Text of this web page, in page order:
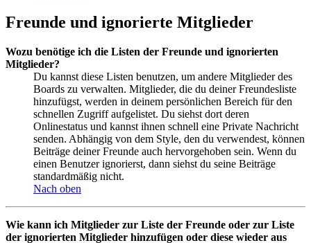
Freunde und ignorierte Mitglieder
Wozu benötige ich die Listen der Freunde und ignorierten
Mitglieder?
Du kannst diese Listen benutzen, um andere Mitglieder des
Boards zu verwalten. Mitglieder, die du deiner Freundesliste
hinzufügst, werden in deinem persönlichen Bereich für den
schnellen Zugriff aufgelistet. Du siehst dort deren
Onlinestatus und kannst ihnen schnell eine Private Nachricht
senden. Abhängig von dem Style, den du verwendest, können
Beiträge deiner Freunde auch hervorgehoben sein. Wenn du
einen Benutzer ignorierst, dann siehst du seine Beiträge
standardmäßig nicht.
Nach oben
Wie kann ich Mitglieder zur Liste der Freunde oder zur Liste
der ignorierten Mitglieder hinzufügen oder diese wieder aus